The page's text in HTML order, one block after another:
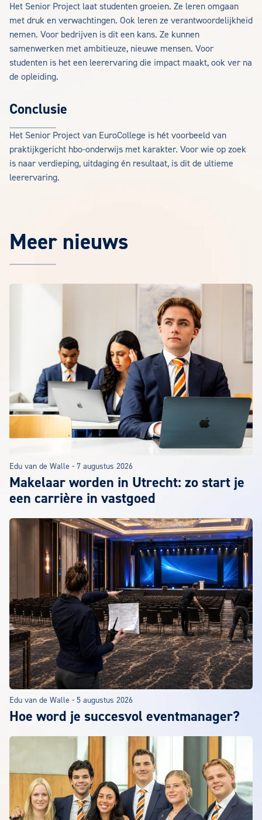
Het Senior Project laat studenten groeien. Ze leren omgaan
met druk en verwachtingen. Ook leren ze verantwoordelijkheid
nemen. Voor bedrijven is dit een kans. Ze kunnen
samenwerken met ambitieuze, nieuwe mensen. Voor
studenten is het een leerervaring die impact maakt, ook ver na
de opleiding.
Conclusie
Het Senior Project van EuroCollege is hét voorbeeld van
praktijkgericht hbo-onderwijs met karakter. Voor wie op zoek
is naar verdieping, uitdaging én resultaat, is dit de ultieme
leerervaring.
Meer nieuws
Edu van de Walle - 7 augustus 2026
Makelaar worden in Utrecht: zo start je
een carrière in vastgoed
Edu van de Walle - 5 augustus 2026
Hoe word je succesvol eventmanager?